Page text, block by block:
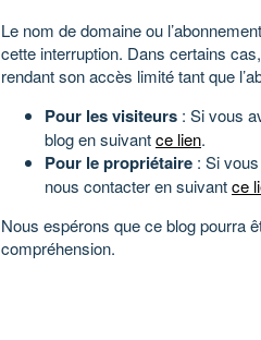
Le nom de domaine ou
cette interruption. Dans certains
rendant son accès limité tant que
Pour les visiteurs : Si vous
blog en suivantce lien.
Pour le propriétaire : Si
nous contacter en suivantce
Nous espérons que ce blog pourra
compréhension.